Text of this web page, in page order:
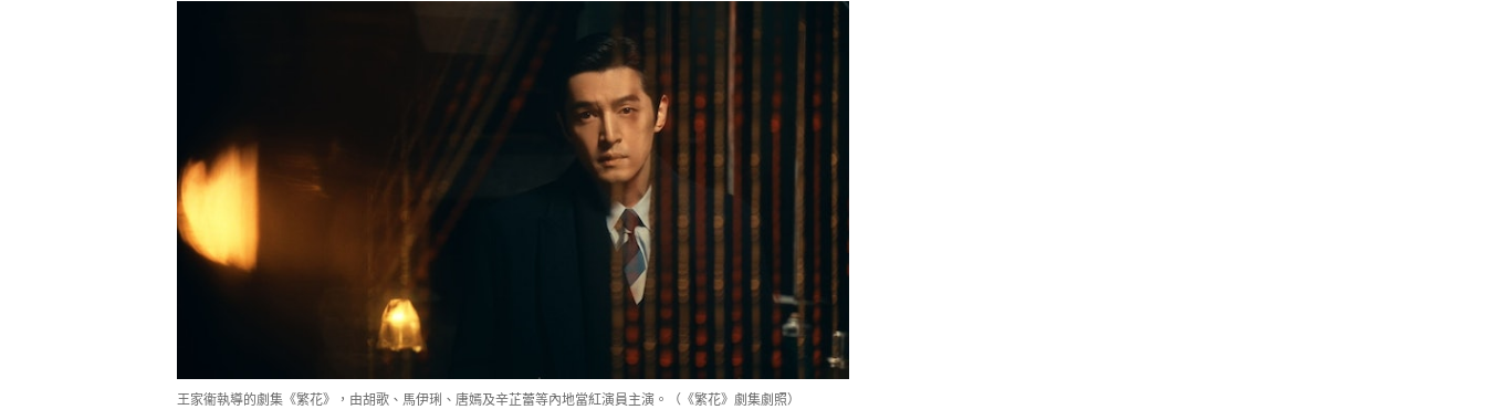
王家衞執導的劇集《繁花》，由胡歌、馬伊琍、唐嫣及辛芷蕾等內地當紅演員主演。（《繁花》劇集劇照）